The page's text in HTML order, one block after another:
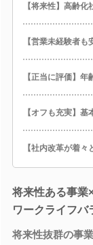
【将来性】高齢
【営業未経験者
【正当に評価】
【オフも充実】
【社内改革が着
将来性ある事業
ワークライフバ
将来性抜群の事